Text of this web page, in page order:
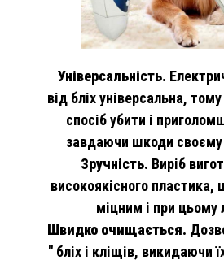
Універсальність.
від бліх універсальна,
спосіб убити і
завдаючи шкоди
Зручність. Виріб
високоякісного пластика,
міцним і при цьому
Швидко очищається.
" бліх і кліщів, викидаючи